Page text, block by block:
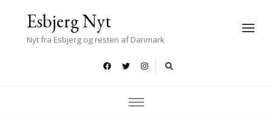
Esbjerg Nyt
Nyt fra Esbjerg og resten af Danmark